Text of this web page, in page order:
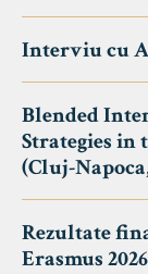
Interviu cu
Blended
Strategies
(Cluj-
Rezultate
Erasmus